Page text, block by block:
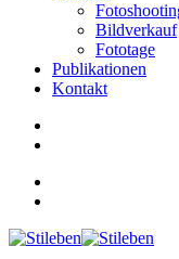
Bildverkauf
Fototage
Publikationen
Kontakt